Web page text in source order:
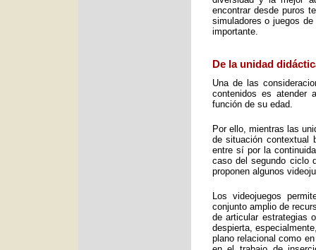
encontrar desde puros
simuladores o juegos
importante.
De la unidad
Una de las
contenidos es atender
función de su edad.
Por ello, mientras las
de situación contextual
entre sí por la
caso del segundo ciclo
proponen algunos
Los videojuegos
conjunto amplio de
de articular estrategias
despierta,
plano relacional como